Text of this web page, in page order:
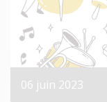
06 juin 2023